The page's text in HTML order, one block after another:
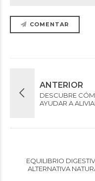
COMENTAR
ANTERIOR
DESCUBRE
AYUDAR A
EQUILIBRIO
ALTERNATIVA